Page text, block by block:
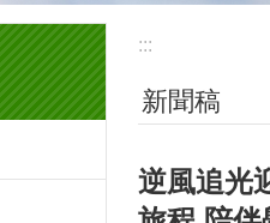
:::
新聞稿
逆風追光